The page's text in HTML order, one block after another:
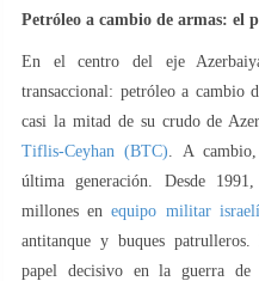
Petróleo a cambio de armas: el
En el centro del eje
transaccional: petróleo a cambio
casi la mitad de su crudo de
Tiflis-Ceyhan (BTC) . A
última generación. Desde
millones enequipo militar israelí
antitanque y buques patrulleros.
papel decisivo en la guerra de